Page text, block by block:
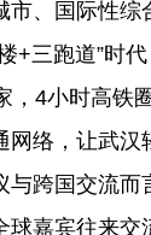
市、国际性综
+三跑道”时
，4小时高铁
网络，让武汉
与跨国交流而
嘉宾往来交